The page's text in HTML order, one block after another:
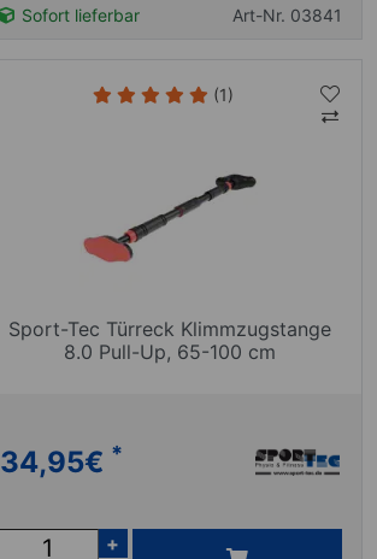
Sofort lieferbar Art-Nr. 03841
(1)
Sport-Tec Türreck Klimmzugstange
8.0 Pull-Up, 65-100 cm
34,95€ *
+